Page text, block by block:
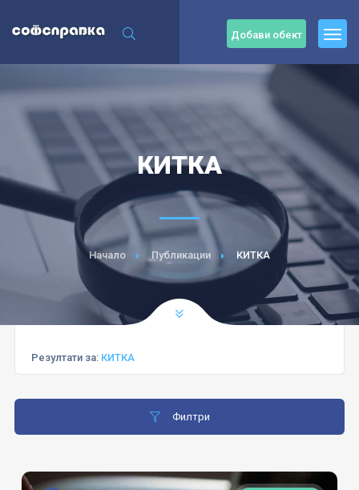
Добави обект
КИТКА
Начало Публикации КИТКА
Резултати за: КИТКА
Филтри